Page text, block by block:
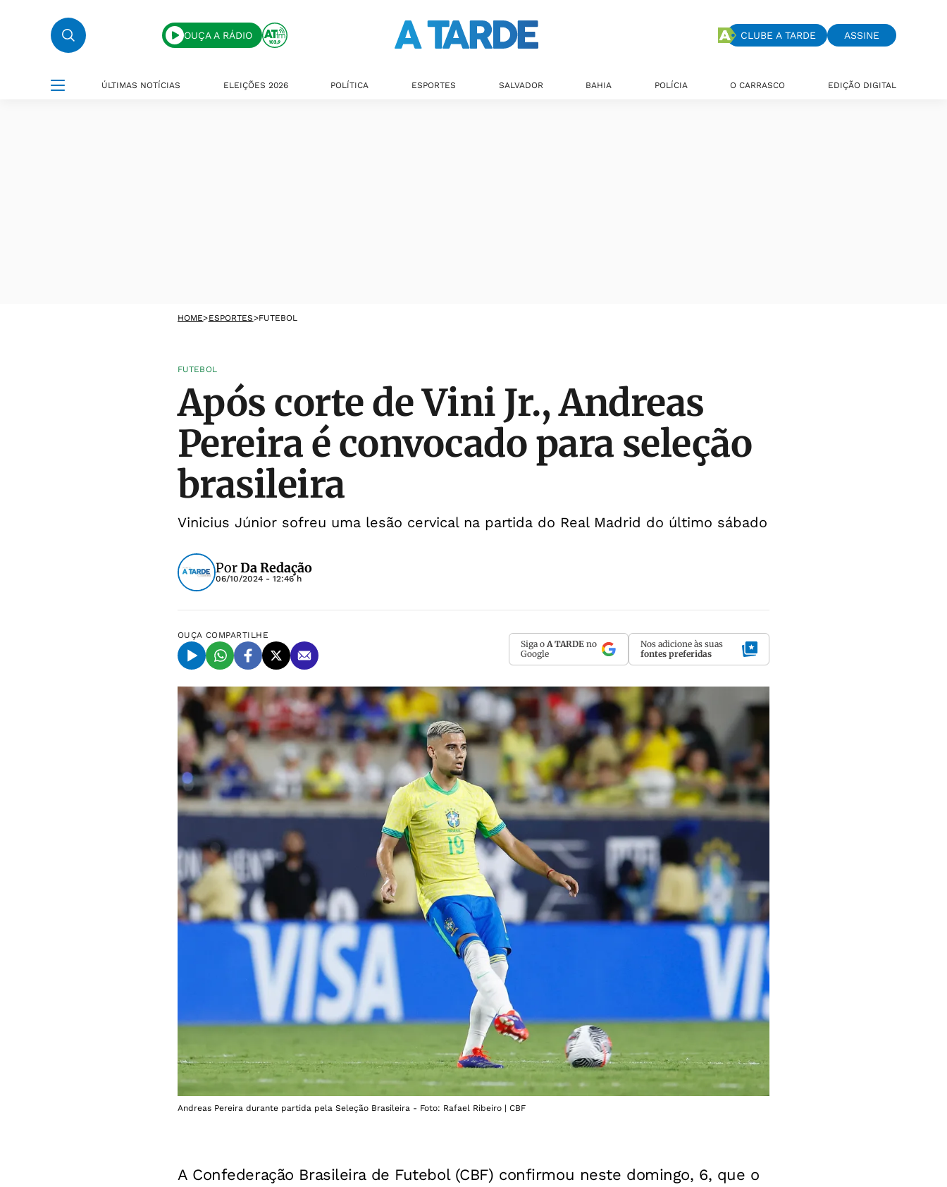
OUÇA A RÁDIO CLUBE A TARDE ASSINE
ÚLTIMAS NOTÍCIAS ELEIÇÕES 2026 POLÍTICA ESPORTES SALVADOR BAHIA POLÍCIA O CARRASCO EDIÇÃO DIGITAL
HOME>ESPORTES>FUTEBOL
FUTEBOL
Após corte de Vini Jr., Andreas
Pereira é convocado para seleção
brasileira
Vinicius Júnior sofreu uma lesão cervical na partida do Real Madrid do último sábado
PorDa Redação
06/10/2024 - 12:46 h
OUÇA COMPARTILHE
Siga o A TARDE no
Google
Nos adicione às suas
fontes preferidas
Andreas Pereira durante partida pela Seleção Brasileira - Foto: Rafael Ribeiro | CBF
A Confederação Brasileira de Futebol (CBF) confirmou neste domingo, 6, que o